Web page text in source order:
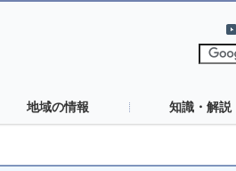
地域の情報 知識・解説